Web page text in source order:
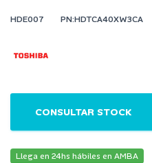
HDE007 PN:HDTCA40XW3CA
CONSULTAR STOCK
Llega en 24hs hábiles en AMBA